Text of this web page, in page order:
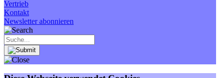
Vertrieb
Kontakt
Newsletter abonnieren